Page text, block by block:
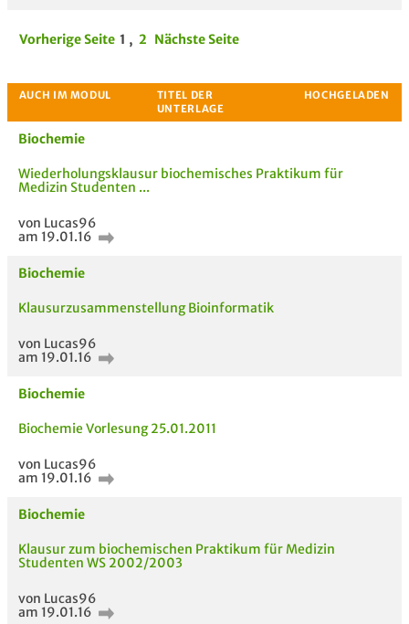
Vorherige Seite 1 , 2 Nächste Seite
Biochemie
Wiederholungsklausur biochemisches Praktikum für
Medizin Studenten ...
von Lucas96
am 19.01.16
Biochemie
Klausurzusammenstellung Bioinformatik
von Lucas96
am 19.01.16
Biochemie
Biochemie Vorlesung 25.01.2011
von Lucas96
am 19.01.16
Biochemie
Klausur zum biochemischen Praktikum für Medizin
Studenten WS 2002/2003
von Lucas96
am 19.01.16